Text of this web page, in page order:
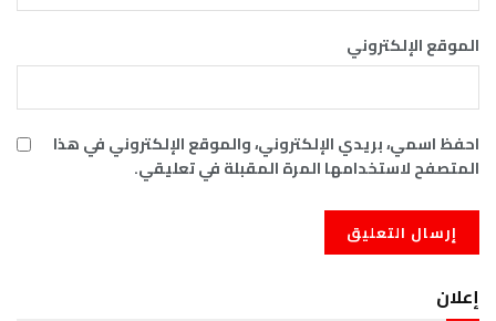
الموقع الإلكتروني
احفظ اسمي، بريدي الإلكتروني، والموقع الإلكتروني في هذا
المتصفح لاستخدامها المرة المقبلة في تعليقي.
إعلان